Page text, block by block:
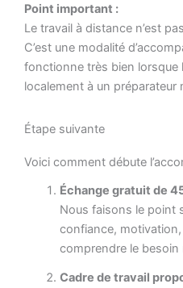
Point important :
Le travail à distance n’est
C’est une modalité
fonctionne très bien lorsque
localement à un préparateur
Étape suivante
Voici comment débute
Échange gratuit de
Nous faisons le point
confiance,
comprendre le besoin
Cadre de travail